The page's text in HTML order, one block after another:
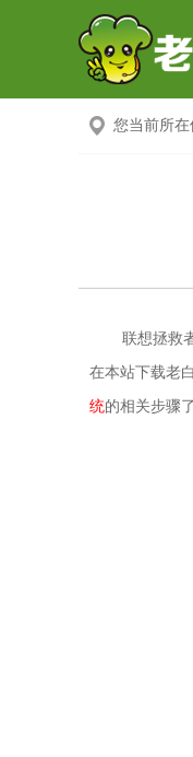
您当前所在
联想拯救
在本站下载老
统的相关步骤了